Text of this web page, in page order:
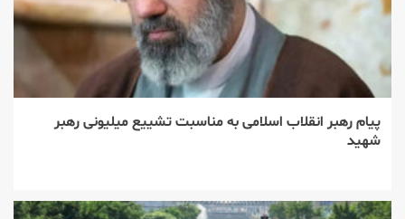
پیام رهبر انقلاب اسلامی به مناسبت تشییع میلیونی رهبر
شهید